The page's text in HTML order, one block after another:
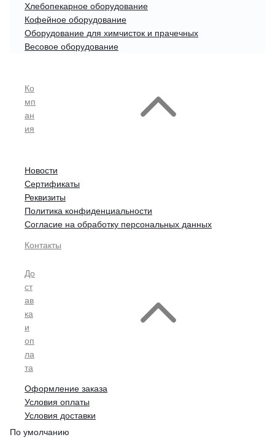
Хлебопекарное оборудование
Кофейное оборудование
Оборудование для химчисток и прачечных
Весовое оборудование
Ко
мп
ан
ия
Новости
Сертификаты
Реквизиты
Политика конфиденциальности
Согласие на обработку персональных данных
Контакты
До
ст
ав
ка
и
оп
ла
та
Оформление заказа
Условия оплаты
Условия доставки
По умолчанию